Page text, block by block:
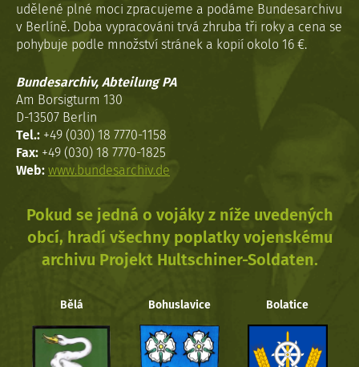
udělené plné moci zpracujeme a podáme Bundesarchivu
v Berlíně. Doba vypracováni trvá zhruba tři roky a cena se
pohybuje podle množství stránek a kopií okolo 16 €.
Bundesarchiv, Abteilung PA
Am Borsigturm 130
D-13507 Berlin
Tel.: +49 (030) 18 7770-1158
Fax: +49 (030) 18 7770-1825
Web: www.bundesarchiv.de
Pokud se jedná o vojáky z níže uvedených
obcí, hradí všechny poplatky vojenskému
archivu Projekt Hultschiner-Soldaten.
Bělá Bohuslavice Bolatice